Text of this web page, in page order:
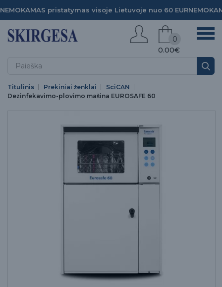
NEMOKAMAS pristatymas visoje Lietuvoje nuo 60 EUR
0.00€
0
Titulinis Prekiniai ženklai
SciCAN
Dezinfekavimo-plovimo mašina EUROSAFE 60